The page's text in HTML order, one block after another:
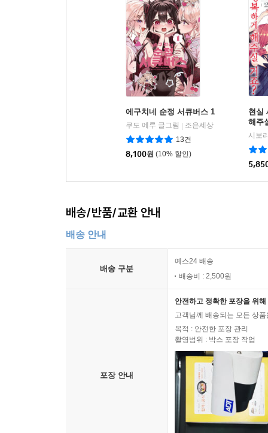
에구치네 순정 서큐버스 1
쿠도 에루 글그림
조은세상
13건
8,100원 (10% 할인)
현실
해주
시보
배송/반품/교환 안내
배송 안내
배송 구분
예스24 배송
배송비 : 2,500원
포장 안내
안전하고 정확한 포장을 위
고객님께 배송되는 모든 상
목적 : 안전한 포장 관리
촬영범위 : 박스 포장 작업